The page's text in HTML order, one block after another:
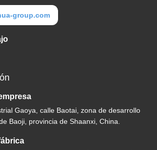
group.com
Gaoya, calle Baotai, zona de desarrollo
Baoji, provincia de Shaanxi, China.